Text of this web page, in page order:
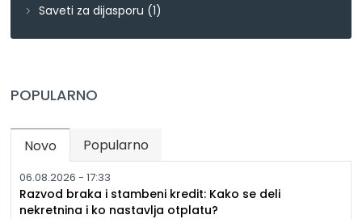
Saveti za dijasporu (1)
POPULARNO
Novo (active tab)
Popularno
06.08.2026 - 17:33
Razvod braka i stambeni kredit: Kako se deli
nekretnina i ko nastavlja otplatu?